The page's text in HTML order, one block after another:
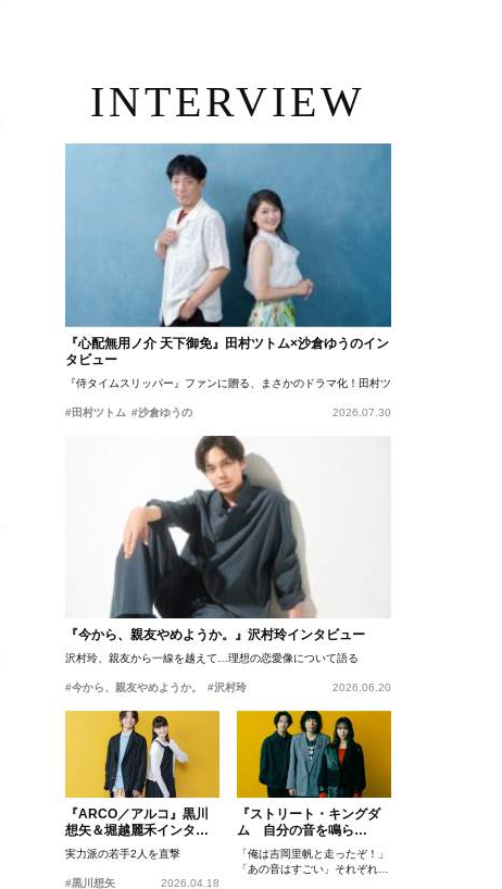
INTERVIEW
『心配無用ノ介 天下御免』田村ツトム×沙倉ゆうのイン
タビュー
『侍タイムスリッパー』ファンに贈る、まさかのドラマ化！田村ツトム×沙倉ゆうのが語
#田村ツトム #沙倉ゆうの 2026.07.30
『今から、親友やめようか。』沢村玲インタビュー
沢村玲、親友から一線を越えて…理想の恋愛像について語る
#今から、親友やめようか。 #沢村玲 2026.06.20
『ARCO／アルコ』黒川
想矢＆堀越麗禾インタビ
ュー
実力派の若手2人を直撃
#黒川想矢 2026.04.18
『ストリート・キングダ
ム 自分の音を鳴ら
せ。』峯田和伸、若葉竜
也、吉岡里帆インタビュ
ー
「俺は吉岡里帆と走ったぞ！」
「あの音はすごい」それぞれの